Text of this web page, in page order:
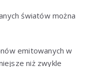
światów można
emitowanych w
niż zwykle